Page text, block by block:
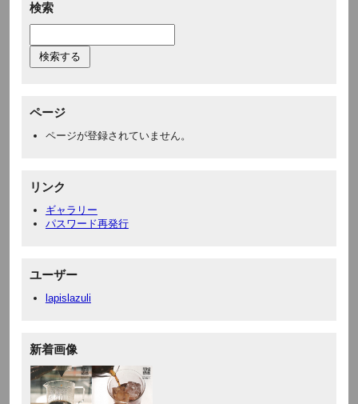
検索
ページ
ページが登録されていません。
リンク
ギャラリー
パスワード再発行
ユーザー
lapislazuli
新着画像